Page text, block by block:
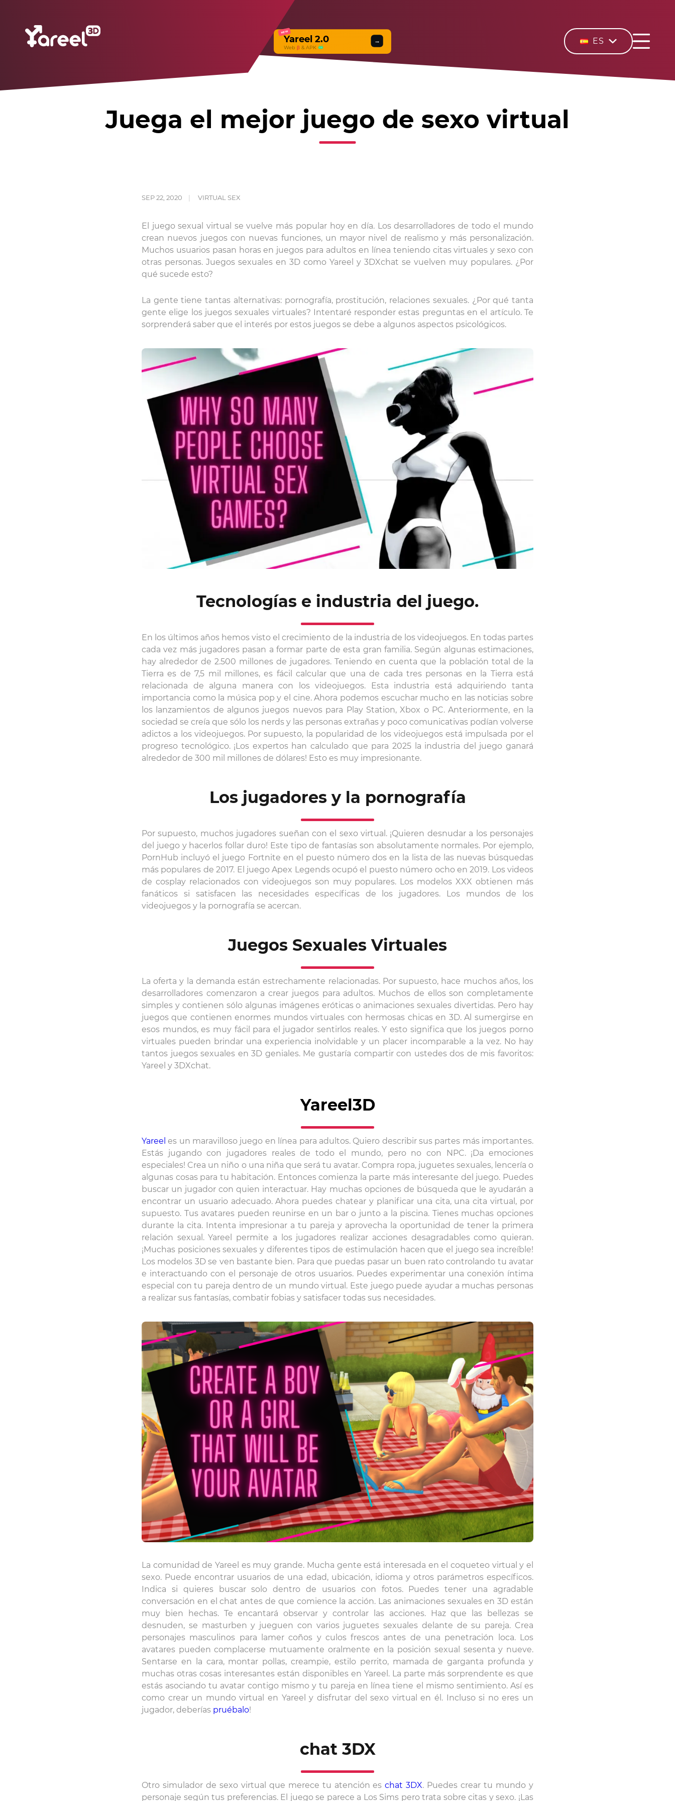
NEW
Yareel 2.0
Web β & APK
→ ES
Juega el mejor juego de sexo virtual
SEP 22, 2020 VIRTUAL SEX
El juego sexual virtual se vuelve más popular hoy en día. Los desarrolladores de todo el mundo
crean nuevos juegos con nuevas funciones, un mayor nivel de realismo y más personalización.
Muchos usuarios pasan horas en juegos para adultos en línea teniendo citas virtuales y sexo con
otras personas. Juegos sexuales en 3D como Yareel y 3DXchat se vuelven muy populares. ¿Por
qué sucede esto?
La gente tiene tantas alternativas: pornografía, prostitución, relaciones sexuales. ¿Por qué tanta
gente elige los juegos sexuales virtuales? Intentaré responder estas preguntas en el artículo. Te
sorprenderá saber que el interés por estos juegos se debe a algunos aspectos psicológicos.
Tecnologías e industria del juego.
En los últimos años hemos visto el crecimiento de la industria de los videojuegos. En todas partes
cada vez más jugadores pasan a formar parte de esta gran familia. Según algunas estimaciones,
hay alrededor de 2.500 millones de jugadores. Teniendo en cuenta que la población total de la
Tierra es de 7,5 mil millones, es fácil calcular que una de cada tres personas en la Tierra está
relacionada de alguna manera con los videojuegos. Esta industria está adquiriendo tanta
importancia como la música pop y el cine. Ahora podemos escuchar mucho en las noticias sobre
los lanzamientos de algunos juegos nuevos para Play Station, Xbox o PC. Anteriormente, en la
sociedad se creía que sólo los nerds y las personas extrañas y poco comunicativas podían volverse
adictos a los videojuegos. Por supuesto, la popularidad de los videojuegos está impulsada por el
progreso tecnológico. ¡Los expertos han calculado que para 2025 la industria del juego ganará
alrededor de 300 mil millones de dólares! Esto es muy impresionante.
Los jugadores y la pornografía
Por supuesto, muchos jugadores sueñan con el sexo virtual. ¡Quieren desnudar a los personajes
del juego y hacerlos follar duro! Este tipo de fantasías son absolutamente normales. Por ejemplo,
PornHub incluyó el juego Fortnite en el puesto número dos en la lista de las nuevas búsquedas
más populares de 2017. El juego Apex Legends ocupó el puesto número ocho en 2019. Los videos
de cosplay relacionados con videojuegos son muy populares. Los modelos XXX obtienen más
fanáticos si satisfacen las necesidades específicas de los jugadores. Los mundos de los
videojuegos y la pornografía se acercan.
Juegos Sexuales Virtuales
La oferta y la demanda están estrechamente relacionadas. Por supuesto, hace muchos años, los
desarrolladores comenzaron a crear juegos para adultos. Muchos de ellos son completamente
simples y contienen sólo algunas imágenes eróticas o animaciones sexuales divertidas. Pero hay
juegos que contienen enormes mundos virtuales con hermosas chicas en 3D. Al sumergirse en
esos mundos, es muy fácil para el jugador sentirlos reales. Y esto significa que los juegos porno
virtuales pueden brindar una experiencia inolvidable y un placer incomparable a la vez. No hay
tantos juegos sexuales en 3D geniales. Me gustaría compartir con ustedes dos de mis favoritos:
Yareel y 3DXchat.
Yareel3D
Yareel es un maravilloso juego en línea para adultos. Quiero describir sus partes más importantes.
Estás jugando con jugadores reales de todo el mundo, pero no con NPC. ¡Da emociones
especiales! Crea un niño o una niña que será tu avatar. Compra ropa, juguetes sexuales, lencería o
algunas cosas para tu habitación. Entonces comienza la parte más interesante del juego. Puedes
buscar un jugador con quien interactuar. Hay muchas opciones de búsqueda que le ayudarán a
encontrar un usuario adecuado. Ahora puedes chatear y planificar una cita, una cita virtual, por
supuesto. Tus avatares pueden reunirse en un bar o junto a la piscina. Tienes muchas opciones
durante la cita. Intenta impresionar a tu pareja y aprovecha la oportunidad de tener la primera
relación sexual. Yareel permite a los jugadores realizar acciones desagradables como quieran.
¡Muchas posiciones sexuales y diferentes tipos de estimulación hacen que el juego sea increíble!
Los modelos 3D se ven bastante bien. Para que puedas pasar un buen rato controlando tu avatar
e interactuando con el personaje de otros usuarios. Puedes experimentar una conexión íntima
especial con tu pareja dentro de un mundo virtual. Este juego puede ayudar a muchas personas
a realizar sus fantasías, combatir fobias y satisfacer todas sus necesidades.
La comunidad de Yareel es muy grande. Mucha gente está interesada en el coqueteo virtual y el
sexo. Puede encontrar usuarios de una edad, ubicación, idioma y otros parámetros específicos.
Indica si quieres buscar solo dentro de usuarios con fotos. Puedes tener una agradable
conversación en el chat antes de que comience la acción. Las animaciones sexuales en 3D están
muy bien hechas. Te encantará observar y controlar las acciones. Haz que las bellezas se
desnuden, se masturben y jueguen con varios juguetes sexuales delante de su pareja. Crea
personajes masculinos para lamer coños y culos frescos antes de una penetración loca. Los
avatares pueden complacerse mutuamente oralmente en la posición sexual sesenta y nueve.
Sentarse en la cara, montar pollas, creampie, estilo perrito, mamada de garganta profunda y
muchas otras cosas interesantes están disponibles en Yareel. La parte más sorprendente es que
estás asociando tu avatar contigo mismo y tu pareja en línea tiene el mismo sentimiento. Así es
como crear un mundo virtual en Yareel y disfrutar del sexo virtual en él. Incluso si no eres un
jugador, deberías pruébalo!
chat 3DX
Otro simulador de sexo virtual que merece tu atención eschat 3DX. Puedes crear tu mundo y
personaje según tus preferencias. El juego se parece a Los Sims pero trata sobre citas y sexo. ¡Las